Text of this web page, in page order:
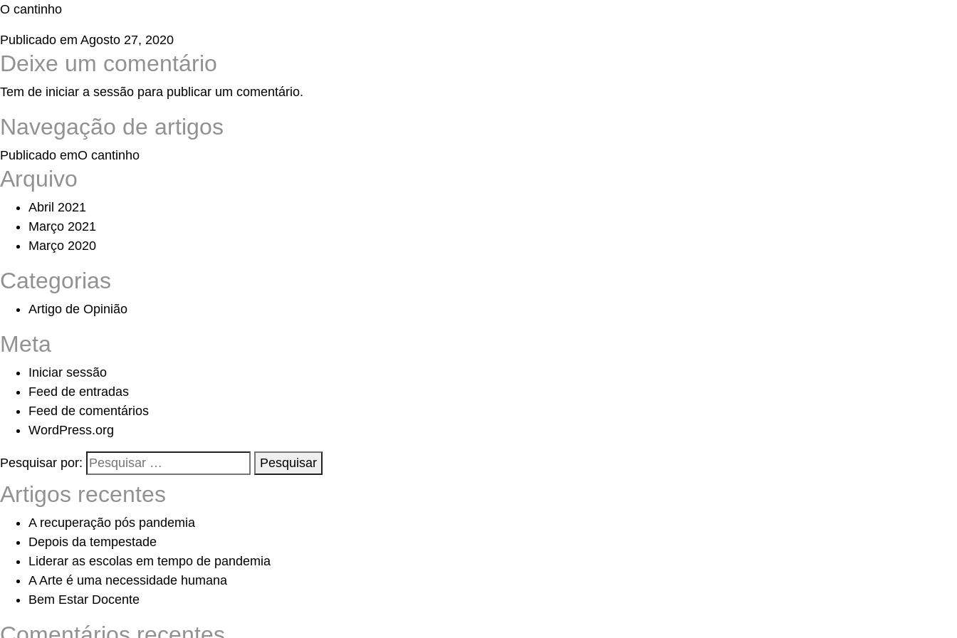
O cantinho
Publicado em Agosto 27, 2020
Deixe um comentário
Tem de iniciar a sessão para publicar um comentário.
Navegação de artigos
Publicado emO cantinho
Arquivo
Abril 2021
Março 2021
Março 2020
Categorias
Artigo de Opinião
Meta
Iniciar sessão
Feed de entradas
Feed de comentários
WordPress.org
Pesquisar por: Pesquisar
Artigos recentes
A recuperação pós pandemia
Depois da tempestade
Liderar as escolas em tempo de pandemia
A Arte é uma necessidade humana
Bem Estar Docente